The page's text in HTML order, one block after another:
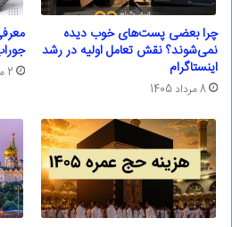
چرا بعضی پست‌های خوب دیده
نمی‌شوند؟ نقش تعامل اولیه در رشد
اینستاگرام
8 مرداد 1405
2 مرداد 1405